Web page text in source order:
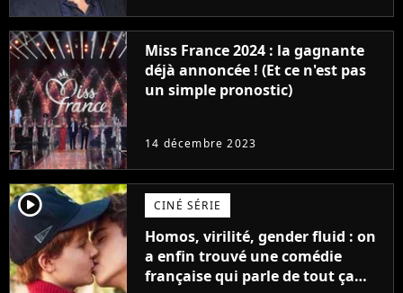
Miss France 2024 : la gagnante
déjà annoncée ! (Et ce n'est pas
un simple pronostic)
14 décembre 2023
player2 CINÉ SÉRIE
Homos, virilité, gender fluid : on
a enfin trouvé une comédie
française qui parle de tout ça